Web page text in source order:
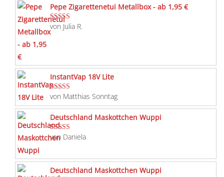
Pepe Zigarettenetui Metallbox - ab 1,95 €
Bewertet mit
5
von Julia R.
InstantVap 18V Lite
Bewertet mit
5von 5
von Matthias Sonntag
Deutschland Maskottchen Wuppi
Bewertet mit
von Daniela
Deutschland Maskottchen Wuppi